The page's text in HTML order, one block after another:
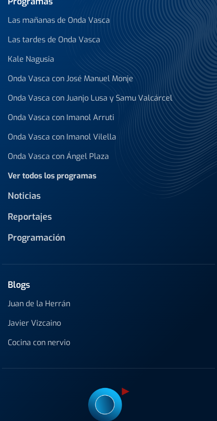
Las mañanas de Onda Vasca
Las tardes de Onda Vasca
Kale Nagusia
Onda Vasca con José Manuel Monje
Onda Vasca con Juanjo Lusa y Samu Valcárcel
Onda Vasca con Imanol Arruti
Onda Vasca con Imanol Vilella
Onda Vasca con Ángel Plaza
Ver todos los programas
Noticias
Reportajes
Programación
Blogs
Juan de la Herrán
Javier Vizcaino
Cocina con nervio